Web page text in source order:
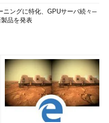
ニングに特化、GPUサーバ続々─
品を発表